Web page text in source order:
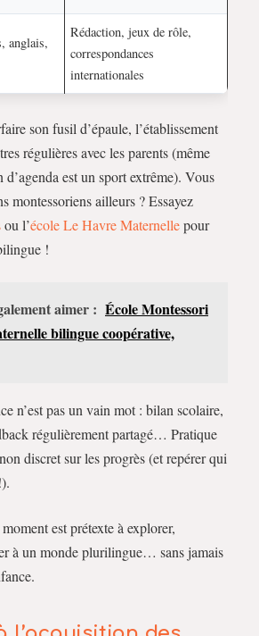
anglais,
Rédaction, jeux de rôle,
correspondances
internationales
son fusil d’épaule, l’établissement
régulières avec les parents (même
est un sport extrême). Vous
montessoriens ailleurs ? Essayez
ou l’école Le Havre Maternellepour
!
aimer : École Montessori
bilingue coopérative,
n’est pas un vain mot : bilan scolaire,
régulièrement partagé… Pratique
discret sur les progrès (et repérer qui
est prétexte à explorer,
à un monde plurilingue… sans jamais